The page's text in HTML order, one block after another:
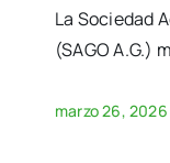
La Sociedad
(SAGO A.G.)
marzo 26, 2026